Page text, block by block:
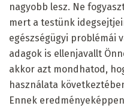
nagyobb lesz. Ne
mert a testünk
egészségügyi problémái
adagok is ellenjavallt
akkor azt mondhatod,
használata
Ennek